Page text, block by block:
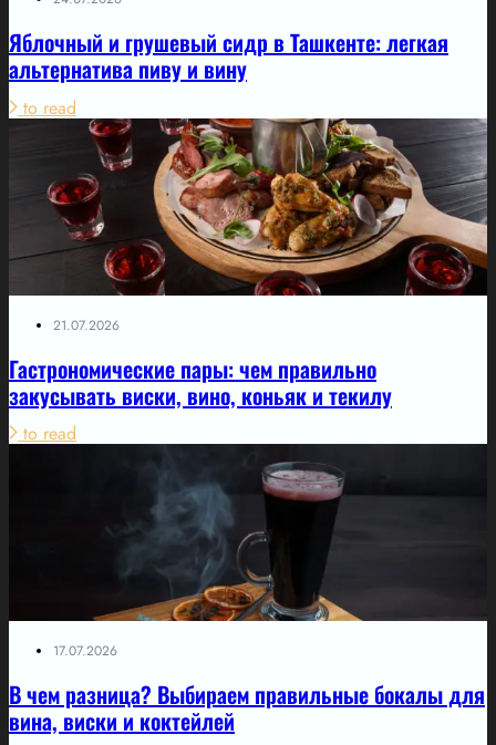
Яблочный и грушевый сидр в Ташкенте: легкая
альтернатива пиву и вину
to read
21.07.2026
Гастрономические пары: чем правильно
закусывать виски, вино, коньяк и текилу
to read
17.07.2026
В чем разница? Выбираем правильные бокалы для
вина, виски и коктейлей